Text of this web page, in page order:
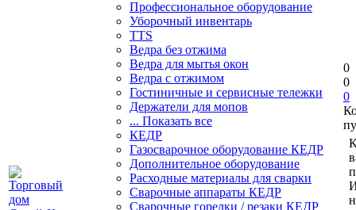
Профессиональное оборудование
Уборочный инвентарь
TTS
Ведра без отжима
Ведра для мытья окон
Ведра с отжимом
Гостиничные и сервисные тележки
Держатели для мопов
... Показать все
КЕДР
Газосварочное оборудование КЕДР
Дополнительное оборудование
Расходные материалы для сварки
Сварочные аппараты КЕДР
Сварочные горелки / резаки КЕДР
0
0
0